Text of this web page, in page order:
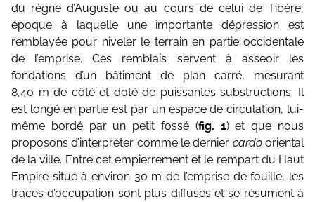
du règne d’Auguste ou au cours de celui de Tibère,
époque à laquelle une importante dépression est
remblayée pour niveler le terrain en partie occidentale
de l’emprise. Ces remblais servent à asseoir les
fondations d’un bâtiment de plan carré, mesurant
8,40 m de côté et doté de puissantes substructions. Il
est longé en partie est par un espace de circulation, lui-
même bordé par un petit fossé (fig. 1) et que nous
proposons d’interpréter comme le dernier cardooriental
de la ville. Entre cet empierrement et le rempart du Haut
Empire situé à environ 30 m de l’emprise de fouille, les
traces d’occupation sont plus diffuses et se résument à